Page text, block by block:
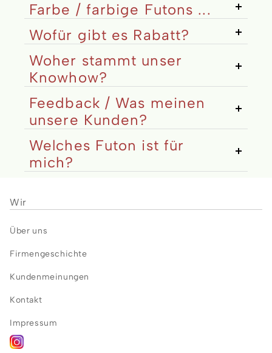
Farbe / farbige Futons ...
Wofür gibt es Rabatt?
Woher stammt unser
Knowhow?
Feedback / Was meinen
unsere Kunden?
Welches Futon ist für
mich?
Wir
Über uns
Firmengeschichte
Kundenmeinungen
Kontakt
Impressum